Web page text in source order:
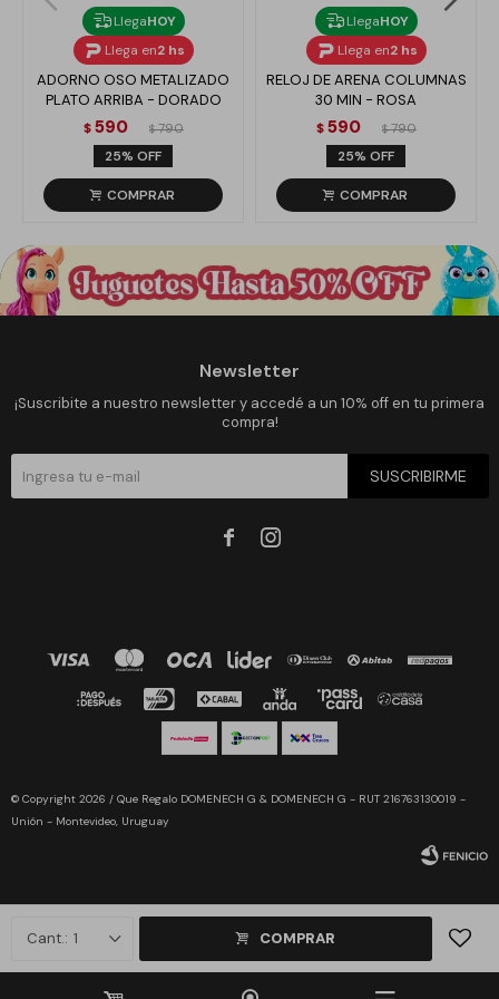
1 COMPRAR
LlegaHOY
Llega en2 hs
ADORNO OSO METALIZADO
PLATO ARRIBA - DORADO
$ 590 $ 790
25
LlegaHOY
Llega en2 hs
RELOJ DE ARENA COLUMNAS
30 MIN - ROSA
$ 590 $ 790
25
Newsletter
¡Suscribite a nuestro newsletter y accedé a un 10% off en tu primera
compra!
SUSCRIBIRME
 
© Copyright 2026 / Que Regalo DOMENECH G & DOMENECH G - RUT 216763130019 -
Unión - Montevideo, Uruguay